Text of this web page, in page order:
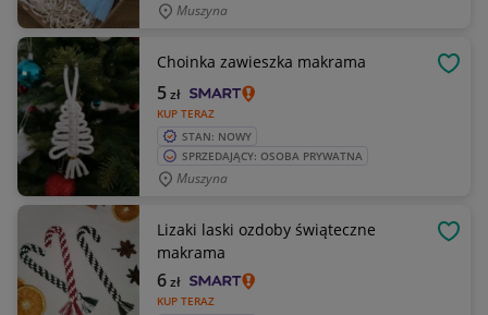
Muszyna
Choinka zawieszka makrama
KUP TERAZ
5zł
STAN: NOWY
SPRZEDAJĄCY: OSOBA PRYWATNA
Muszyna
Lizaki laski ozdoby świąteczne
makrama
KUP TERAZ
6zł